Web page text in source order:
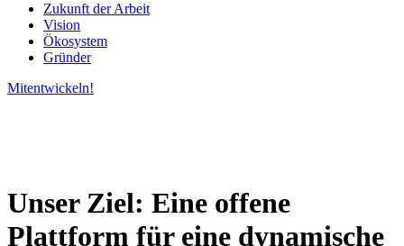
Zukunft der Arbeit
Vision
Ökosystem
Gründer
Mitentwickeln!
Unser Ziel: Eine offene
Plattform für eine dyna­mische